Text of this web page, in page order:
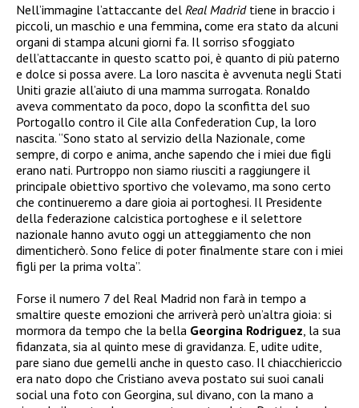
Nell’immagine l’attaccante del Real Madridtiene in braccio i
piccoli, un maschio e una femmina, come era stato da alcuni
organi di stampa alcuni giorni fa. Il sorriso sfoggiato
dell’attaccante in questo scatto poi, è quanto di più paterno
e dolce si possa avere. La loro nascita è avvenuta negli Stati
Uniti grazie all’aiuto di una mamma surrogata. Ronaldo
aveva commentato da poco, dopo la sconfitta del suo
Portogallo contro il Cile alla Confederation Cup, la loro
nascita. “Sono stato al servizio della Nazionale, come
sempre, di corpo e anima, anche sapendo che i miei due figli
erano nati. Purtroppo non siamo riusciti a raggiungere il
principale obiettivo sportivo che volevamo, ma sono certo
che continueremo a dare gioia ai portoghesi. Il Presidente
della federazione calcistica portoghese e il selettore
nazionale hanno avuto oggi un atteggiamento che non
dimenticherò. Sono felice di poter finalmente stare con i miei
figli per la prima volta”.
Forse il numero 7 del Real Madrid non farà in tempo a
smaltire queste emozioni che arriverà però un’altra gioia: si
mormora da tempo che la bella Georgina Rodriguez , la sua
fidanzata, sia al quinto mese di gravidanza. E, udite udite,
pare siano due gemelli anche in questo caso. Il chiacchiericcio
era nato dopo che Cristiano aveva postato sui suoi canali
social una foto con Georgina, sul divano, con la mano a